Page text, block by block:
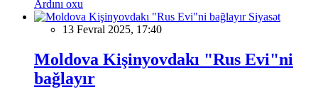
Ardını oxu
Siyasət
13 Fevral 2025, 17:40
Moldova Kişinyovdakı "Rus Evi"ni
bağlayır